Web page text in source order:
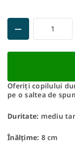
Oferiți copilului
pe o saltea de
Duritate: mediu
Înălțime: 8 cm